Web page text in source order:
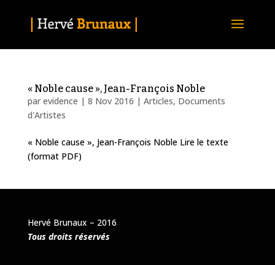
« Noble cause », Jean-François Noble
par evidence | 8 Nov 2016 | Articles, Documents
d'Artistes
« Noble cause », Jean-François Noble Lire le texte
(format PDF)
Hervé Brunaux – 2016
Tous droits réservés